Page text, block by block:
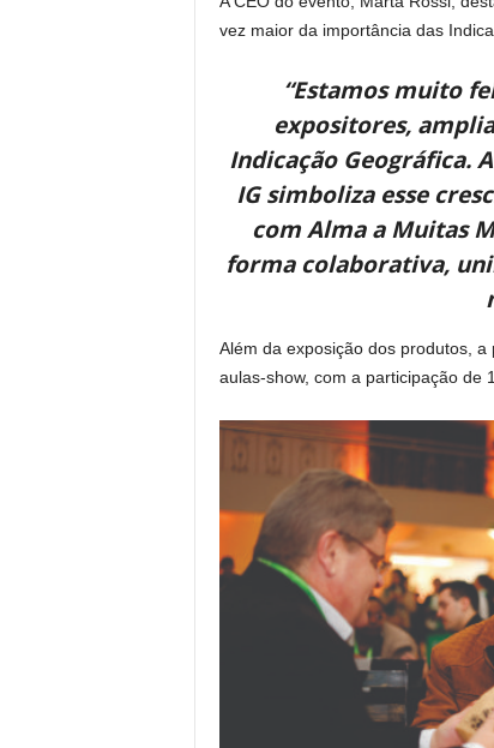
vez maior da importância das
“Estamos muito
expositores,
Indicação Geográfica.
IG simboliza esse
com Alma a Muitas
forma colaborativa,
Além da exposição dos produtos,
aulas-show, com a participação de